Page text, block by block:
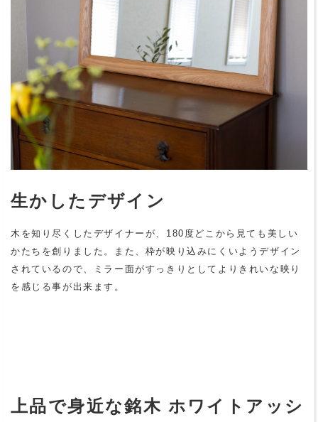
生かしたデザイン
木を知り尽くしたデザイナーが、180度どこから見ても美しい
かたちを創りました。また、枠が映り込みにくいようデザイン
されているので、ミラー面がすっきりとしてよりきれいな映り
を感じる事が出来ます。
上品で身近な銘木 ホワイトアッシ